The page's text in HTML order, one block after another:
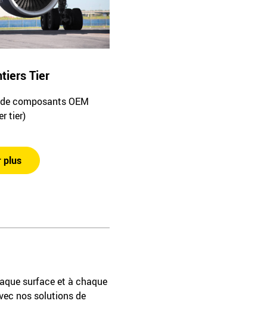
Tier
composants OEM
tier)
plus
surface et à chaque
nos solutions de